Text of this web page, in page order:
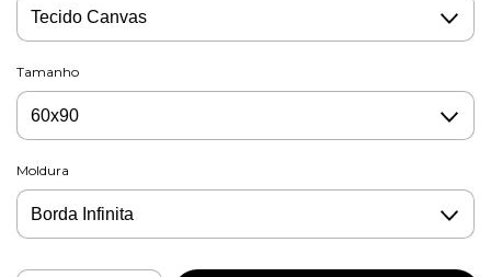
Tamanho
Moldura